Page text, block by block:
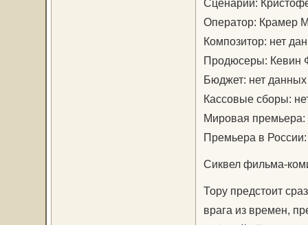
Сценарий:
Оператор: Крамер
Композитор: нет
Продюсеры: Кевин
Бюджет: нет данных
Кассовые сборы:
Мировая премьера:
Премьера в
Сиквел фильма-
Тору предстоит
врага из времен,